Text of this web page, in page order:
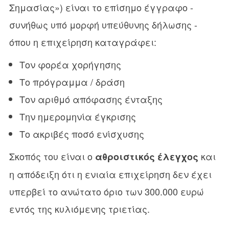
Σημασίας») είναι το επίσημο έγγραφο -
συνήθως υπό μορφή υπεύθυνης δήλωσης -
όπου η επιχείρηση καταγράφει:
Τον φορέα χορήγησης
Το πρόγραμμα / δράση
Τον αριθμό απόφασης ένταξης
Την ημερομηνία έγκρισης
Το ακριβές ποσό ενίσχυσης
Σκοπός του είναι ο αθροιστικός έλεγχος και
η απόδειξη ότι η ενιαία επιχείρηση δεν έχει
υπερβεί το ανώτατο όριο των 300.000 ευρώ
εντός της κυλιόμενης τριετίας.